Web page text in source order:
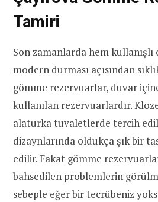
Tamiri
Son zamanlarda hem kullanışlı
modern durması açısından
gömme rezervuarlar, duvar
kullanılan rezervuarlardır.
alaturka tuvaletlerde tercih
dizaynlarında oldukça şık bir
edilir. Fakat gömme
bahsedilen problemlerin
sebeple eğer bir tecrübeniz